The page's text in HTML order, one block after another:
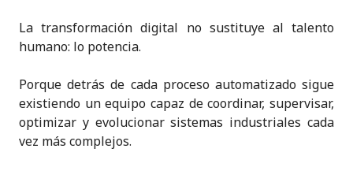
La transformación digital no sustituye al talento
humano: lo potencia.
Porque detrás de cada proceso automatizado sigue
existiendo un equipo capaz de coordinar, supervisar,
optimizar y evolucionar sistemas industriales cada
vez más complejos.